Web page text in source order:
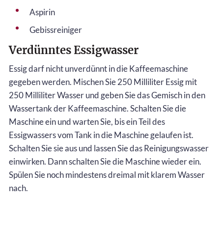
Aspirin
Gebissreiniger
Verdünntes Essigwasser
Essig darf nicht unverdünnt in die Kaffeemaschine
gegeben werden. Mischen Sie 250 Milliliter Essig mit
250 Milliliter Wasser und geben Sie das Gemisch in den
Wassertank der Kaffeemaschine. Schalten Sie die
Maschine ein und warten Sie, bis ein Teil des
Essigwassers vom Tank in die Maschine gelaufen ist.
Schalten Sie sie aus und lassen Sie das Reinigungswasser
einwirken. Dann schalten Sie die Maschine wieder ein.
Spülen Sie noch mindestens dreimal mit klarem Wasser
nach.